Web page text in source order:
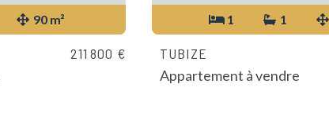
90 m²
211 800 €
1 1
TUBIZE
Appartement à vendre